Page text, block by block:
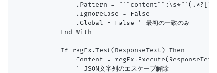
.Pattern =
                .IgnoreCase = False
                .Global = False ' 最初の一致のみ
            End With
            If regEx.Test(ResponseText) Then
Content =
                ' JSON文字列のエスケープ解除